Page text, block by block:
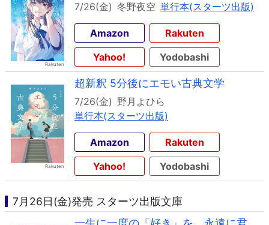
7/26(金) 冬野夜空 単行本(スターツ出版)
Amazon
Rakuten
Yahoo!
Yodobashi
超新釈 5分後にエモい古典文学
7/26(金) 野月よひら
単行本(スターツ出版)
Amazon
Rakuten
Yahoo!
Yodobashi
7月26日(金)発売 スターツ出版文庫